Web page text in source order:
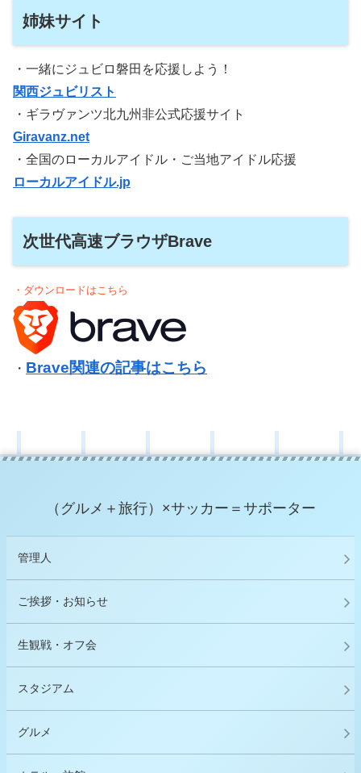
姉妹サイト
・一緒にジュビロ磐田を応援しよう！
関西ジュビリスト
・ギラヴァンツ北九州非公式応援サイト
Giravanz.net
・全国のローカルアイドル・ご当地アイドル応援
ローカルアイドル.jp
次世代高速ブラウザBrave
・ダウンロードはこちら
・ Brave関連の記事はこちら
（グルメ＋旅行）×サッカー＝サポーター
管理人
ご挨拶・お知らせ
生観戦・オフ会
スタジアム
グルメ